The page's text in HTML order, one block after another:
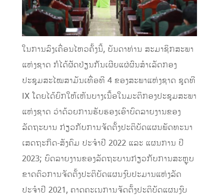
ໃນການລົງເຄື່ອນໄຫວຄັ້ງນີ້, ບັນດາທ່ານ ສະມາຊິກສະພາ
ແຫ່ງຊາດ ກໍໄດ້ຜັດປ່ຽນກັນເຜີຍແຜ່ຜົນສຳເລັດກອງ
ປະຊຸມສະໄໝສາມັນເທື່ອທີ 4 ຂອງສະພາແຫ່ງຊາດ ຊຸດທີ
IX ໂດຍໄດ້ຍົກໃຫ້ເຫັນບາງເນື້ອໃນມະຕິກອງປະຊຸມສະພາ
ແຫ່ງຊາດ ວ່າດ້ວຍການຮັບຮອງເອົາບົດລາຍງານຂອງ
ລັດຖະບານ ກ່ຽວກັບການຈັດຕັ້ງປະຕິບັດແຜນພັດທະນາ
ເສດຖະກິດ-ສັງຄົມ ປະຈຳປີ 2022 ແລະ ແຜນການ ປີ
2023; ບົດລາຍງານຂອງລັດຖະບານກ່ຽວກັບການສະຫຼຸບ
ຂາດຕົວການຈັດຕັ້ງປະຕິບັດແຜນງົບປະມານແຫ່ງລັດ
ປະຈຳປີ 2021, ຄາດຄະເນການຈັດຕັ້ງປະຕິບັດແຜນງົບ